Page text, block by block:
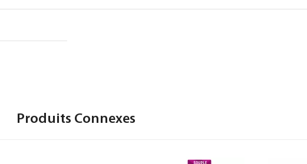
Produits Connexes